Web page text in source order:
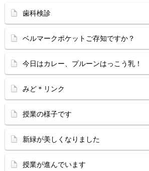
歯科検診
ベルマークポケットご存知ですか？
今日はカレー、プルーンはっこう乳！
みど＊リンク
授業の様子です
新緑が美しくなりました
授業が進んでいます